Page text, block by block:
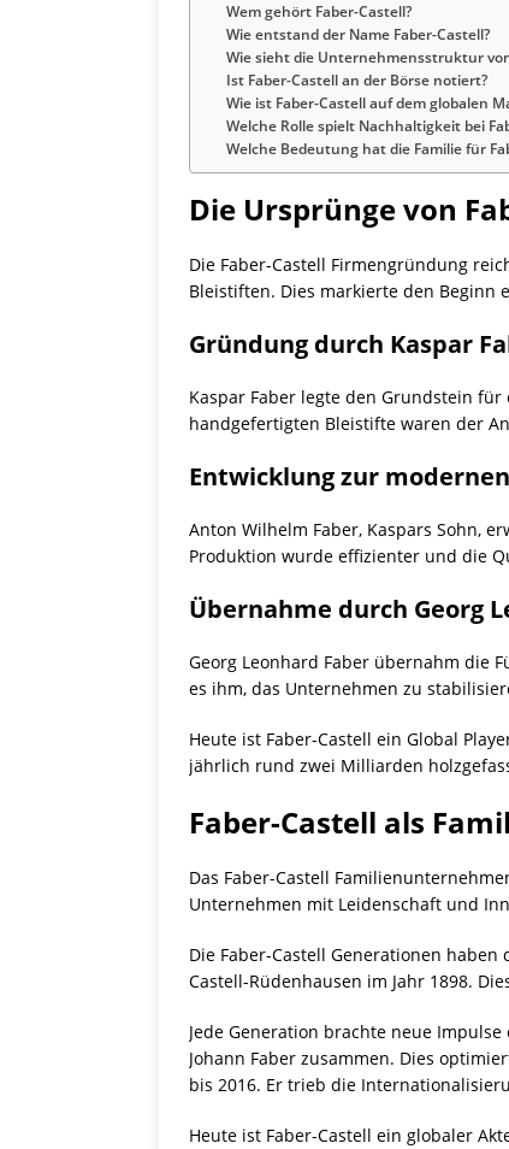
Wem gehört Faber-Castell?
Wie entstand der Name Faber-Castell?
Wie sieht die Unternehmensstruktur
Ist Faber-Castell an der Börse notiert?
Wie ist Faber-Castell auf dem globalen
Welche Rolle spielt Nachhaltigkeit bei
Welche Bedeutung hat die Familie für
Die Ursprünge von
Die Faber-Castell Firmengründung
Bleistiften. Dies markierte den Beginn
Gründung durch Kaspar
Kaspar Faber legte den Grundstein
handgefertigten Bleistifte waren der
Entwicklung zur
Anton Wilhelm Faber, Kaspars Sohn,
Produktion wurde effizienter und die
Übernahme durch Georg
Georg Leonhard Faber übernahm die
es ihm, das Unternehmen zu
Heute ist Faber-Castell ein Global
jährlich rund zwei Milliarden
Faber-Castell als
Das Faber-Castell
Unternehmen mit Leidenschaft und
Die Faber-Castell Generationen
Castell-Rüdenhausen im Jahr 1898.
Jede Generation brachte neue
Johann Faber zusammen. Dies
bis 2016. Er trieb die
Heute ist Faber-Castell ein globaler